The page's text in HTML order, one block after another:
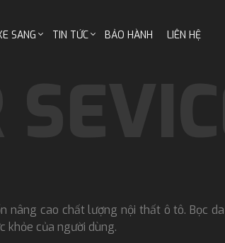
SANG TIN TỨC BẢO HÀNH LIÊN HỆ
nâng cao chất lượng nội thất ô tô. Bọc da
khỏe của người dùng.